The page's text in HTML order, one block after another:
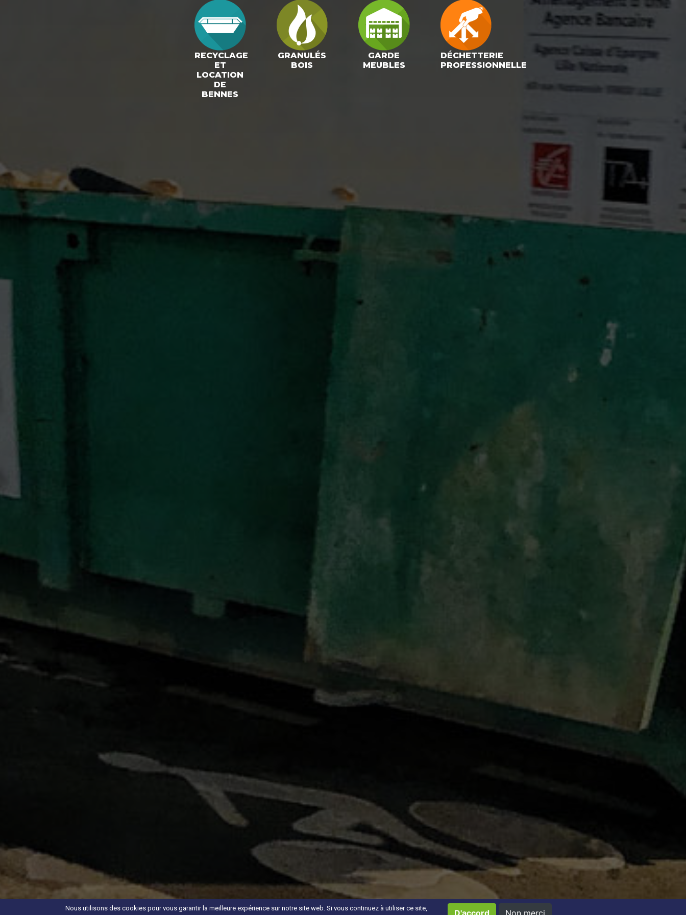
RECYCLAGE
ET
LOCATION
DE
BENNES
GRANULÉS
BOIS
GARDE
MEUBLES
DÉCHETTERIE
PROFESSIONNELLE
Nous utilisons des cookies pour vous garantir la meilleure expérience sur notre site web. Si vous continuez à utiliser ce site,
D'accord Non merci